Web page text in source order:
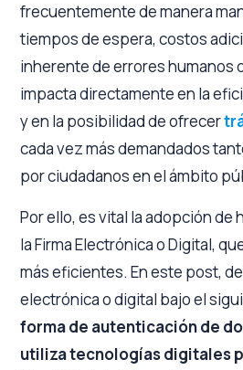
frecuentemente de manera
tiempos de espera, costos
inherente de errores humanos
impacta directamente en la
y en la posibilidad de ofrecer
cada vez más demandados
por ciudadanos en el ámbito
Por ello, es vital la adopción de
la Firma Electrónica o Digital,
más eficientes. En este post,
electrónica o digital bajo el
forma de autenticación de
utiliza tecnologías digitales